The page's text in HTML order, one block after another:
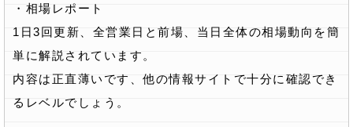
・相場レポート
1日3回更新、全営業日と前場、当日全体の相場動向を簡
単に解説されています。
内容は正直薄いです、他の情報サイトで十分に確認でき
るレベルでしょう。